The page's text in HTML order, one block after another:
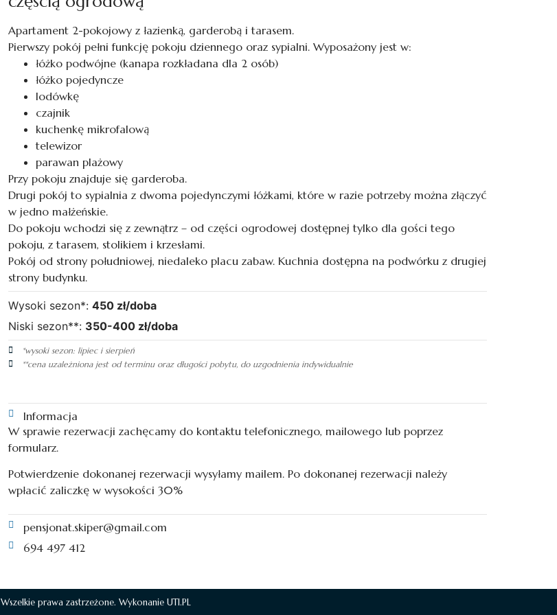
Apartament 2-pokojowy z łazienką, garderobą i tarasem.
Pierwszy pokój pełni funkcję pokoju dziennego oraz sypialni. Wyposażony jest w:
łóżko podwójne (kanapa rozkładana dla 2 osób)
łóżko pojedyncze
lodówkę
czajnik
kuchenkę mikrofalową
telewizor
parawan plażowy
Przy pokoju znajduje się garderoba.
Drugi pokój to sypialnia z dwoma pojedynczymi łóżkami, które w razie potrzeby można złączyć
w jedno małżeńskie.
Do pokoju wchodzi się z zewnątrz – od części ogrodowej dostępnej tylko dla gości tego
pokoju, z tarasem, stolikiem i krzesłami.
Pokój od strony południowej, niedaleko placu zabaw. Kuchnia dostępna na podwórku z drugiej
strony budynku.
Wysoki sezon*: 450 zł/doba
Niski sezon**: 350-400 zł/doba
*wysoki sezon: lipiec i sierpień
**cena uzależniona jest od terminu oraz długości pobytu, do uzgodnienia indywidualnie
Informacja
W sprawie rezerwacji zachęcamy do kontaktu telefonicznego, mailowego lub poprzez
formularz.
Potwierdzenie dokonanej rezerwacji wysyłamy mailem. Po dokonanej rezerwacji należy
wpłacić zaliczkę w wysokości 30%
pensjonat.skiper@gmail.com
694 497 412
Wszelkie prawa zastrzeżone. Wykonanie UTI.PL